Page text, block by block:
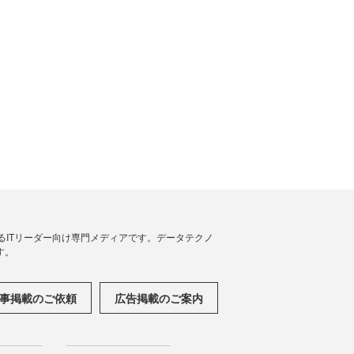
リーダー向け専門メディアです。データテクノ
掲載のご依頼 広告掲載のご案内